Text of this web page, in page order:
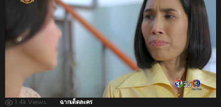
1.4k Views ฉากเด็ดละคร